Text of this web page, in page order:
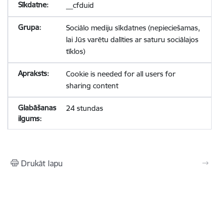
__cfduid
Sociālo mediju sīkdatnes (nepieciešamas,
lai Jūs varētu dalīties ar saturu sociālajos
tīklos)
Cookie is needed for all users for
sharing content
24 stundas
Drukāt lapu